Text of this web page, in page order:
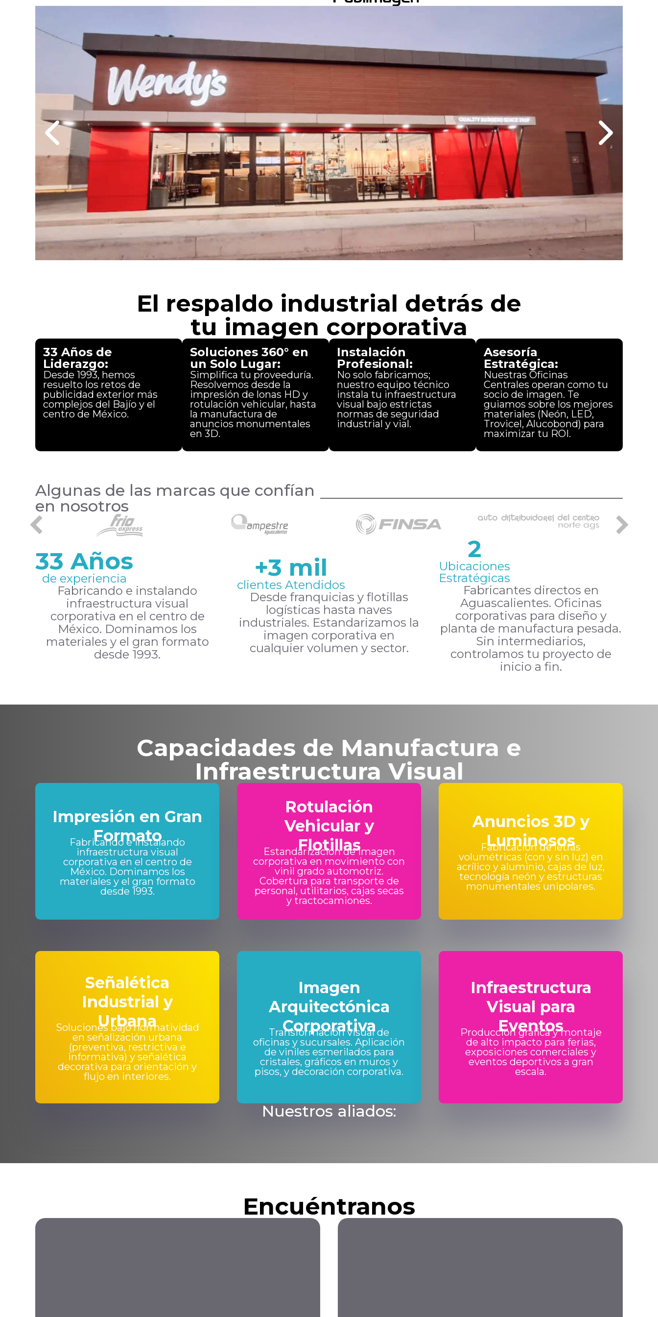
El respaldo industrial detrás de
tu imagen corporativa
33 Años de
Liderazgo:
Desde 1993, hemos
resuelto los retos de
publicidad exterior más
complejos del Bajío y el
centro de México.
Soluciones 360° en
un Solo Lugar:
Simplifica tu proveeduría.
Resolvemos desde la
impresión de lonas HD y
rotulación vehicular, hasta
la manufactura de
anuncios monumentales
en 3D.
Instalación
Profesional:
No solo fabricamos;
nuestro equipo técnico
instala tu infraestructura
visual bajo estrictas
normas de seguridad
industrial y vial.
Asesoría
Estratégica:
Nuestras Oficinas
Centrales operan como tu
socio de imagen. Te
guiamos sobre los mejores
materiales (Neón, LED,
Trovicel, Alucobond) para
maximizar tu ROI.
Algunas de las marcas que confían
en nosotros
33 Años
de experiencia
Fabricando e instalando
infraestructura visual
corporativa en el centro de
México. Dominamos los
materiales y el gran formato
desde 1993.
+3 mil
clientes Atendidos
Desde franquicias y flotillas
logísticas hasta naves
industriales. Estandarizamos la
imagen corporativa en
cualquier volumen y sector.
2
Ubicaciones
Estratégicas
Fabricantes directos en
Aguascalientes. Oficinas
corporativas para diseño y
planta de manufactura pesada.
Sin intermediarios,
controlamos tu proyecto de
inicio a fin.
Capacidades de Manufactura e
Infraestructura Visual
Impresión en Gran
Formato
Fabricando e instalando
infraestructura visual
corporativa en el centro de
México. Dominamos los
materiales y el gran formato
desde 1993.
Rotulación
Vehicular y
Flotillas
Estandarización de imagen
corporativa en movimiento con
vinil grado automotriz.
Cobertura para transporte de
personal, utilitarios, cajas secas
y tractocamiones.
Anuncios 3D y
Luminosos
Fabricación de letras
volumétricas (con y sin luz) en
acrílico y aluminio, cajas de luz,
tecnología neón y estructuras
monumentales unipolares.
Señalética
Industrial y
Urbana
Soluciones bajo normatividad
en señalización urbana
(preventiva, restrictiva e
informativa) y señalética
decorativa para orientación y
flujo en interiores.
Imagen
Arquitectónica
Corporativa
Transformación visual de
oficinas y sucursales. Aplicación
de viniles esmerilados para
cristales, gráficos en muros y
pisos, y decoración corporativa.
Infraestructura
Visual para
Eventos
Producción gráfica y montaje
de alto impacto para ferias,
exposiciones comerciales y
eventos deportivos a gran
escala.
Nuestros aliados:
Encuéntranos